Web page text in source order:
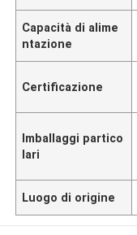
Capacità di alime
ntazione
Certificazione
Imballaggi partico
lari
Luogo di origine